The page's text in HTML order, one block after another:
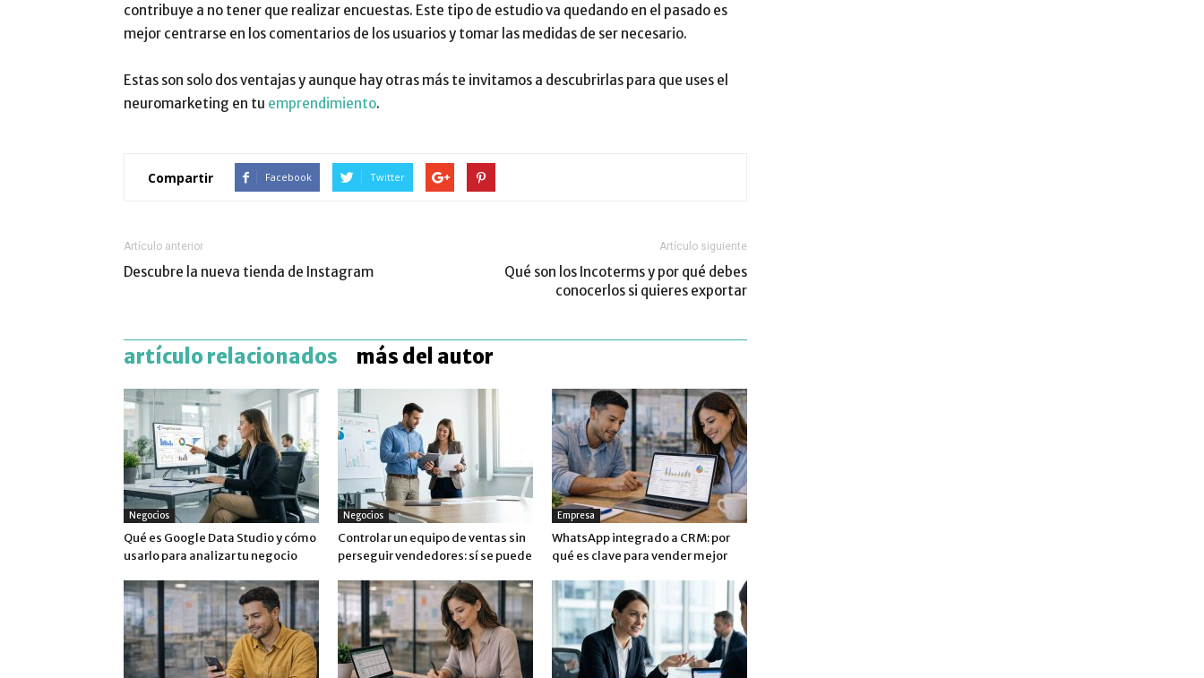
contribuye a no tener que realizar encuestas. Este tipo de estudio va quedando en el pasado es
mejor centrarse en los comentarios de los usuarios y tomar las medidas de ser necesario.
Estas son solo dos ventajas y aunque hay otras más te invitamos a descubrirlas para que uses el
neuromarketing en tu emprendimiento.
Compartir Facebook Twitter
Artículo anterior
Descubre la nueva tienda de Instagram
Artículo siguiente
Qué son los Incoterms y por qué debes
conocerlos si quieres exportar
artículo relacionados más del autor
Negocios
Qué es Google Data Studio y cómo
usarlo para analizar tu negocio
Negocios
Controlar un equipo de ventas sin
perseguir vendedores: sí se puede
Empresa
WhatsApp integrado a CRM: por
qué es clave para vender mejor